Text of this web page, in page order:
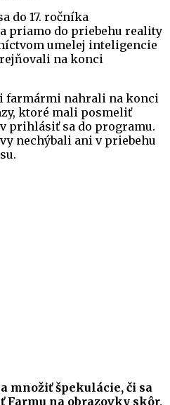
do 17. ročníka
priamo do priebehu reality
umelej inteligencie
na konci
farmármi nahrali na konci
ktoré mali posmeliť
prihlásiť sa do programu.
nechýbali ani v priebehu
množiť špekulácie, či sa
na obrazovky skôr,